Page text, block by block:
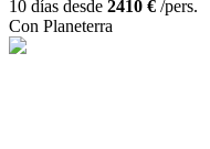
10 días desde 2410 € /pers.
Con Planeterra